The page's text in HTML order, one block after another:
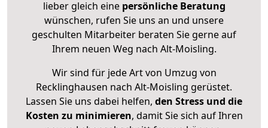
lieber gleich eine persönliche Beratung
wünschen, rufen Sie uns an und unsere
geschulten Mitarbeiter beraten Sie gerne auf
Ihrem neuen Weg nach Alt-Moisling.
Wir sind für jede Art von Umzug von
Recklinghausen nach Alt-Moisling gerüstet.
Lassen Sie uns dabei helfen, den Stress und die
Kosten zu minimieren, damit Sie sich auf Ihren